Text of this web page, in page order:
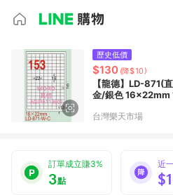
歷史低價
$130 (降$10)
【龍德】LD-871(
金/銀色 16x22mm
台灣樂天市場
訂單成立賺3%
3點
近